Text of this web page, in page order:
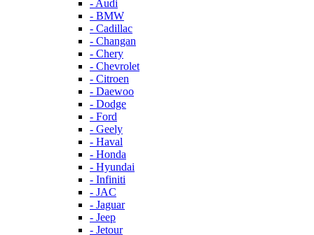
- Audi
- BMW
- Cadillac
- Changan
- Chery
- Chevrolet
- Citroen
- Daewoo
- Dodge
- Ford
- Geely
- Haval
- Honda
- Hyundai
- Infiniti
- JAC
- Jaguar
- Jeep
- Jetour